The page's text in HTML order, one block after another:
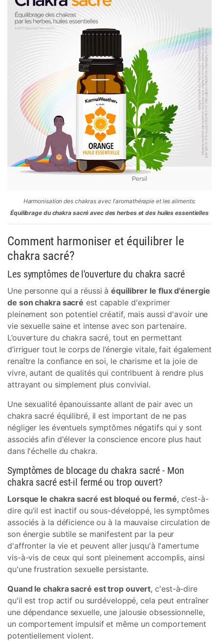
Harmonisation des chakras avec l'aromathérapie et les aliments:
Équilibrage du chakra sacré avec des herbes et des huiles essentielles
Comment harmoniser et équilibrer le
chakra sacré?
Les symptômes de l'ouverture du chakra sacré
Une personne qui a réussi àéquilibrer le flux d'énergie
de son chakra sacré est capable d'exprimer
pleinement son potentiel créatif, mais aussi d'avoir une
vie sexuelle saine et intense avec son partenaire.
L’ouverture du chakra sacré, tout en permettant
d’irriguer tout le corps de l’énergie vitale, fait également
renaître la confiance en soi, le charisme et la joie de
vivre, autant de qualités qui contribuent à rendre plus
attrayant ou simplement plus convivial.
Une sexualité épanouissante allant de pair avec un
chakra sacré équilibré, il est important de ne pas
négliger les éventuels symptômes négatifs qui y sont
associés afin d'élever la conscience encore plus haut
dans l'échelle du chakra.
Symptômes de blocage du chakra sacré - Mon
chakra sacré est-il fermé ou trop ouvert?
Lorsque le chakra sacré est bloqué ou fermé, c’est-à-
dire qu’il est inactif ou sous-développé, les symptômes
associés à la déficience ou à la mauvaise circulation de
son énergie subtile se manifestent par la peur
d'affronter la vie et peuvent aller jusqu'à l'amertume
vis-à-vis de ceux qui sont pleinement accomplis, ainsi
qu'une frustration sexuelle persistante.
Quand le chakra sacré est trop ouvert, c'est-à-dire
qu'il est trop actif ou surdéveloppé, cela peut entraîner
une dépendance sexuelle, une jalousie obsessionnelle,
un comportement impulsif et même un comportement
potentiellement violent.